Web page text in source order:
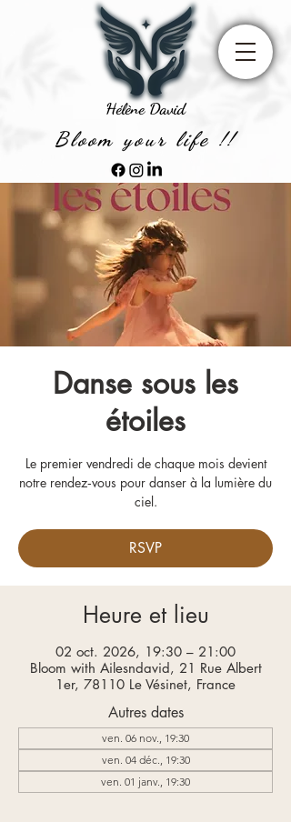
Hélène David
Bloom your life !!
Danse sous les
étoiles
Le premier vendredi de chaque mois devient
notre rendez‑vous pour danser à la lumière du
ciel.
RSVP
Heure et lieu
02 oct. 2026, 19:30 – 21:00
Bloom with Ailesndavid, 21 Rue Albert
1er, 78110 Le Vésinet, France
Autres dates
ven. 06 nov., 19:30
ven. 04 déc., 19:30
ven. 01 janv., 19:30